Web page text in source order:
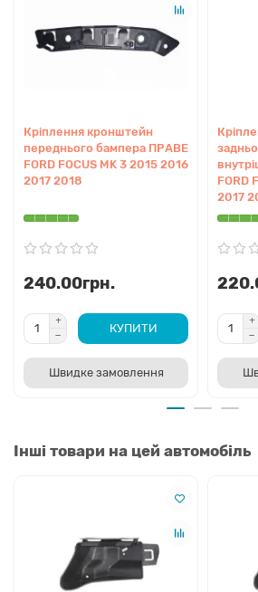
Кріплення кронштейн
переднього бампера ПРАВЕ
FORD FOCUS MK 3 2015 2016
2017 2018
240.00грн.
КУПИТИ
Швидке замовлення
FORD
2017
Інші товари на цей автомобіль